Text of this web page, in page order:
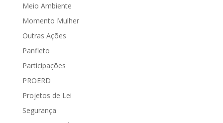
Meio Ambiente
Momento Mulher
Outras Ações
Panfleto
Participações
PROERD
Projetos de Lei
Segurança